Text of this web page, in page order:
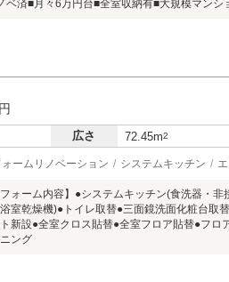
ベ済■月々6万円台■全室収納有■大規模マンシ
広さ 72.45m2
ォームリノベーション システムキッチン
フォーム内容】●システムキッチン(食洗器・
室乾燥機)●トイレ取替●三面鏡洗面化粧台取
新設●全室クロス貼替●全室フロア貼替●フロ
ング